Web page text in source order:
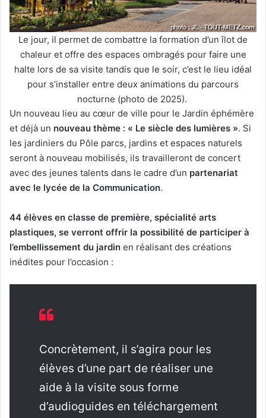
Le jour, il permet de combattre la formation d’un îlot de
chaleur et offre des espaces ombragés pour faire une
halte lors de sa visite tandis que le soir, c’est le lieu idéal
pour s’installer entre deux animations du parcours
nocturne (photo de 2025).
Un nouveau lieu au cœur de ville pour le Jardin éphémère
et déjà un nouveau thème : « Le siècle des lumières ». Si
les jardiniers du Pôle parcs, jardins et espaces naturels
seront à nouveau mobilisés, ils travailleront de concert
avec des jeunes talents dans le cadre d’un partenariat
avec le lycée de la Communication.
44 élèves en classe de première, spécialité arts
plastiques, se verront offrir la possibilité de participer à
l’embellissement du jardin en réalisant des créations
inédites pour l’occasion :
Concrètement, il s’agira pour les
élèves d’une part de réaliser une
aide à la visite sous forme
d’audioguides en téléchargement